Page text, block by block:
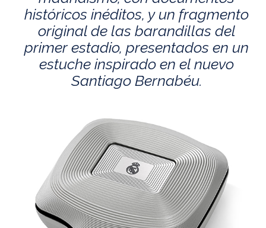
históricos inéditos, y un fragmento
original de las barandillas del
primer estadio, presentados en un
estuche inspirado en el nuevo
Santiago Bernabéu.